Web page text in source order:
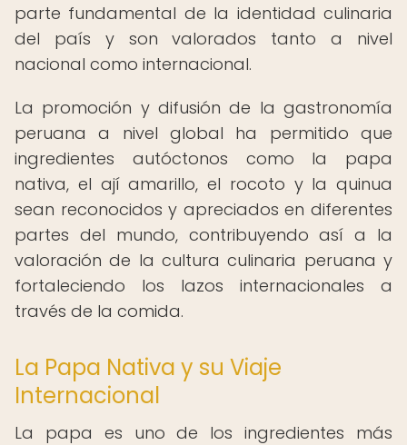
parte fundamental de la identidad culinaria
del país y son valorados tanto a nivel
nacional como internacional.
La promoción y difusión de la gastronomía
peruana a nivel global ha permitido que
ingredientes autóctonos como la papa
nativa, el ají amarillo, el rocoto y la quinua
sean reconocidos y apreciados en diferentes
partes del mundo, contribuyendo así a la
valoración de la cultura culinaria peruana y
fortaleciendo los lazos internacionales a
través de la comida.
La Papa Nativa y su Viaje
Internacional
La papa es uno de los ingredientes más